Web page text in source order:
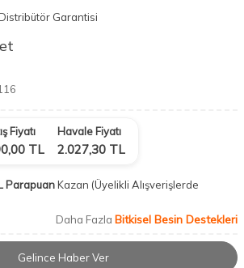
Garantisi
Fiyatı
TL
Havale Fiyatı
2.027,30 TL
ParapuanKazan (Üyelikli Alışverişlerde
Daha Fazla Bitkisel Besin Destekleri
Gelince Haber Ver